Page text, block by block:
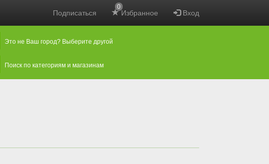
Подписаться Избранное
0
Вход
Это не Ваш город? Выберите другой
Поиск по категориям и магазинам